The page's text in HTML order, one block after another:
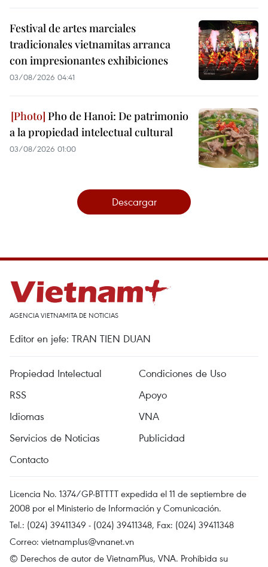
Festival de artes marciales
tradicionales vietnamitas arranca
con impresionantes exhibiciones
03/08/2026 04:41
Pho de Hanoi: De patrimonio
a la propiedad intelectual cultural
03/08/2026 01:00
Descargar
AGENCIA VIETNAMITA DE NOTICIAS
Editor en jefe: TRAN TIEN DUAN
Propiedad Intelectual
Condiciones de Uso
RSS
Apoyo
Idiomas
VNA
Servicios de Noticias
Publicidad
Contacto
Licencia No. 1374/GP-BTTTT expedida el 11 de septiembre de
2008 por el Ministerio de Información y Comunicación.
Tel.: (024) 39411349 - (024) 39411348, Fax: (024) 39411348
Correo: vietnamplus@vnanet.vn
© Derechos de autor de VietnamPlus, VNA. Prohibida su